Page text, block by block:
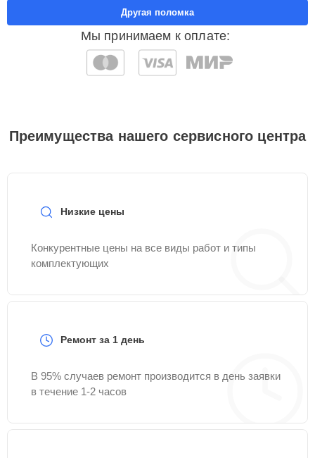
Мы принимаем к оплате:
Другая поломка
Преимущества нашего сервисного центра
Низкие цены
Конкурентные цены на все виды работ и типы
комплектующих
Ремонт за 1 день
В 95% случаев ремонт производится в день заявки
в течение 1-2 часов